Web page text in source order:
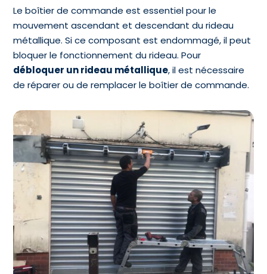
Le boîtier de commande est essentiel pour le
mouvement ascendant et descendant du rideau
métallique. Si ce composant est endommagé, il peut
bloquer le fonctionnement du rideau. Pour
débloquer un rideau métallique, il est nécessaire
de réparer ou de remplacer le boîtier de commande.